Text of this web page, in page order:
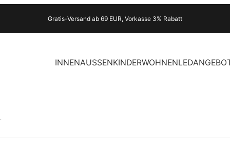
Gratis-Versand ab 69 EUR, Vorkasse 3% Rabatt
INNENAUSSENKINDERWOHNENLED